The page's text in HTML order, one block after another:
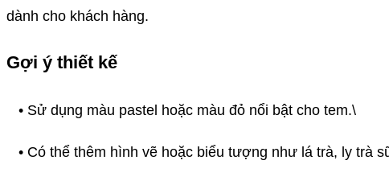
dành cho khách hàng.
Gợi ý thiết kế
• Sử dụng màu pastel hoặc màu đỏ nổi bật cho tem.\
• Có thể thêm hình vẽ hoặc biểu tượng như lá trà, ly trà